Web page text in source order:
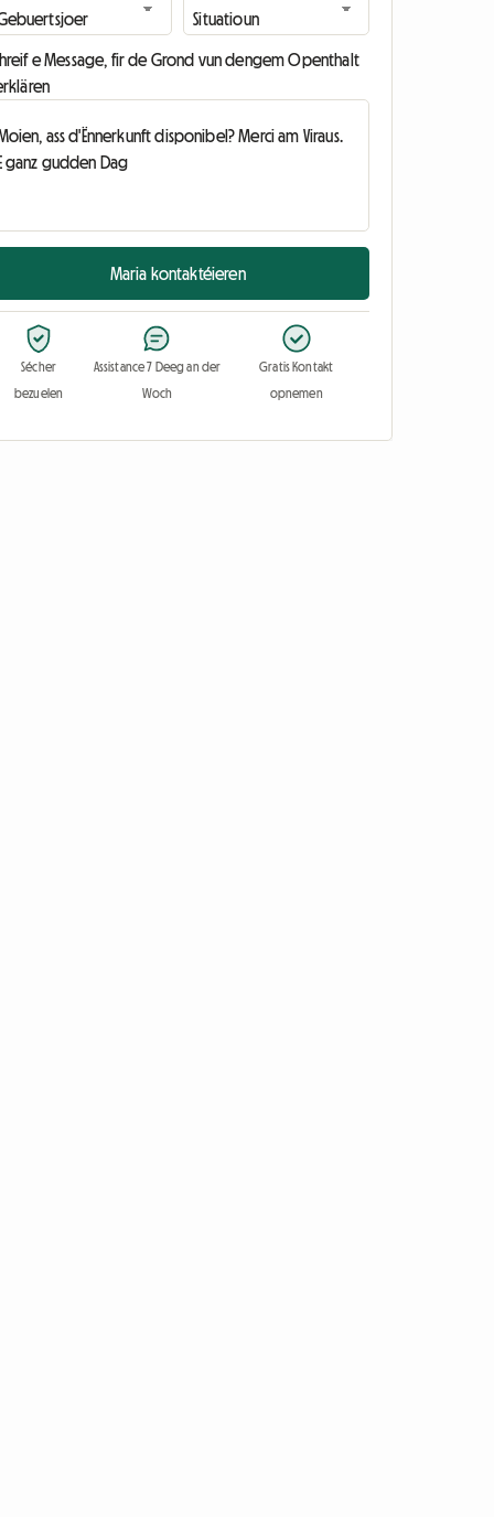
e Message, fir de Grond vun dengem Openthalt
Maria kontaktéieren
Sécher
bezuelen
Assistance 7 Deeg an der
Woch
Gratis Kontakt
opnemen